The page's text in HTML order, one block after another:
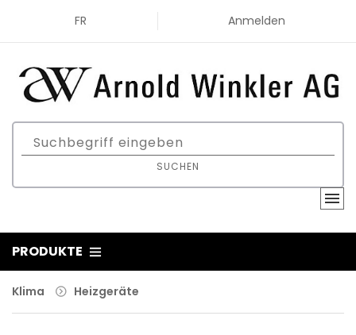
FR Anmelden
SUCHEN
PRODUKTE
Klima Heizgeräte